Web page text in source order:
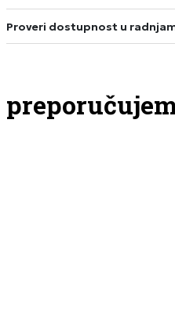
Proveri dostupnost u